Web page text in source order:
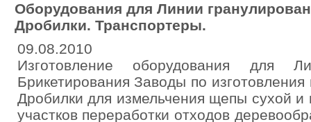
Оборудования для Линии
Дробилки. Транспортеры.
09.08.2010
Изготовление оборудования для
Брикетирования Заводы по
Дробилки для измельчения щепы сухой
участков переработки отходов